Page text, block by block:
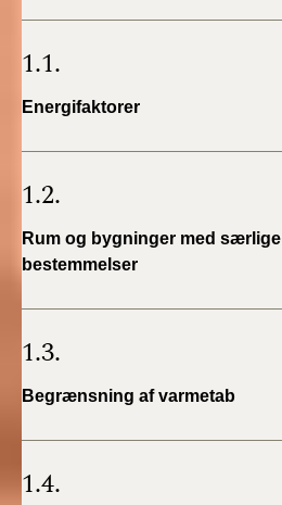
BR18 (4/7-31/12
BR18 (1/7-31/12
1.1.
Energifaktorer
1.2.
Rum og bygninger med særlige
bestemmelser
1.3.
Begrænsning af varmetab
1.4.